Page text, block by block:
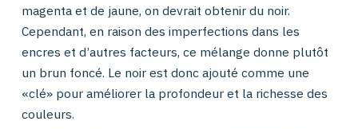
magenta et de jaune, on devrait obtenir du noir.
Cependant, en raison des imperfections dans les
encres et d’autres facteurs, ce mélange donne plutôt
un brun foncé. Le noir est donc ajouté comme une
«clé» pour améliorer la profondeur et la richesse des
couleurs.